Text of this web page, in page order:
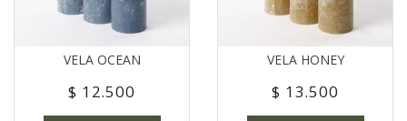
VELA OCEAN
$ 12.500
VELA HONEY
$ 13.500